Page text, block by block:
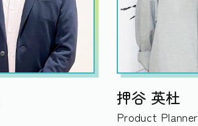
押谷 英杜
Product Planner